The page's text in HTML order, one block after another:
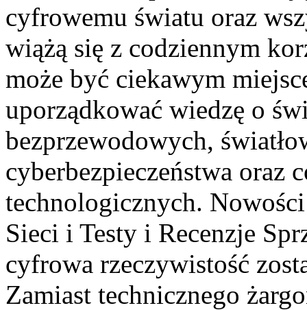
cyfrowemu światu oraz
wiążą się z codziennym
może być ciekawym
uporządkować wiedzę o
bezprzewodowych,
cyberbezpieczeństwa oraz
technologicznych.
Sieci i Testy i Recenzje
cyfrowa rzeczywistość
Zamiast technicznego